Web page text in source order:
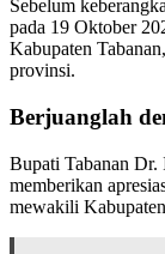
Sebelum
pada 19 Oktober
Kabupaten
provinsi.
Berjuanglah
Bupati Tabanan
memberikan
mewakili